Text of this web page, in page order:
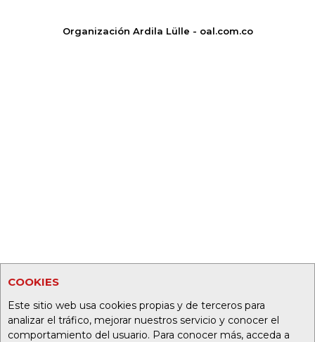
COOKIES
Este sitio web usa cookies propias y de terceros para
analizar el tráfico, mejorar nuestros servicio y conocer el
comportamiento del usuario. Para conocer más, acceda a
Organización Ardila Lülle - oal.com.co